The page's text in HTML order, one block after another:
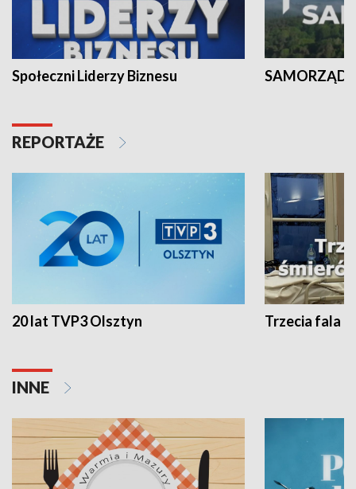
Społeczni Liderzy Biznesu SAMORZĄD
REPORTAŻE
20 lat TVP3 Olsztyn Trzecia fala -
INNE